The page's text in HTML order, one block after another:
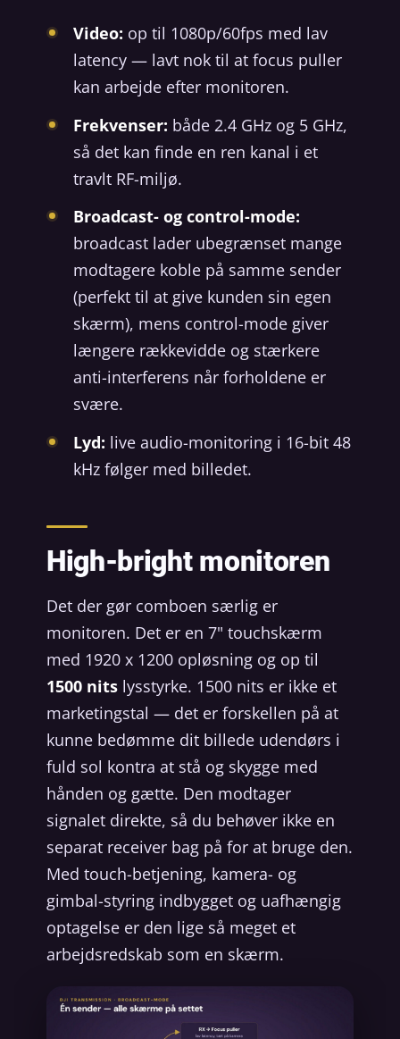
Video: op til 1080p/60fps med lav
latency — lavt nok til at focus puller
kan arbejde efter monitoren.
Frekvenser: både 2.4 GHz og 5 GHz,
så det kan finde en ren kanal i et
travlt RF-miljø.
Broadcast- og control-mode:
broadcast lader ubegrænset mange
modtagere koble på samme sender
(perfekt til at give kunden sin egen
skærm), mens control-mode giver
længere rækkevidde og stærkere
anti-interferens når forholdene er
svære.
Lyd: live audio-monitoring i 16-bit 48
kHz følger med billedet.
High-bright monitoren
Det der gør comboen særlig er
monitoren. Det er en 7" touchskærm
med 1920 x 1200 opløsning og op til
1500 nits lysstyrke. 1500 nits er ikke et
marketingstal — det er forskellen på at
kunne bedømme dit billede udendørs i
fuld sol kontra at stå og skygge med
hånden og gætte. Den modtager
signalet direkte, så du behøver ikke en
separat receiver bag på for at bruge den.
Med touch-betjening, kamera- og
gimbal-styring indbygget og uafhængig
optagelse er den lige så meget et
arbejdsredskab som en skærm.